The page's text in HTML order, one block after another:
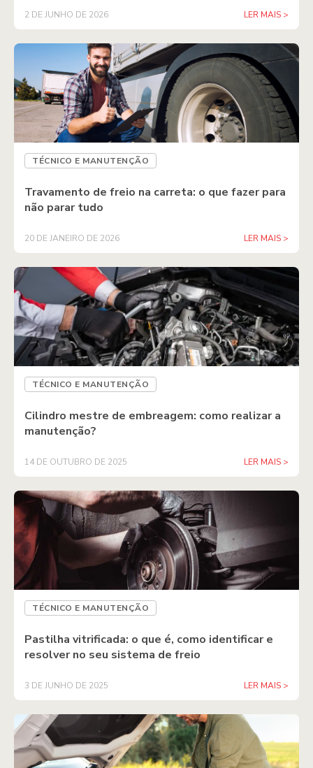
2 DE JUNHO DE 2026 LER MAIS >
TÉCNICO E MANUTENÇÃO
Travamento de freio na carreta: o que fazer para
não parar tudo
20 DE JANEIRO DE 2026 LER MAIS >
TÉCNICO E MANUTENÇÃO
Cilindro mestre de embreagem: como realizar a
manutenção?
14 DE OUTUBRO DE 2025 LER MAIS >
TÉCNICO E MANUTENÇÃO
Pastilha vitrificada: o que é, como identificar e
resolver no seu sistema de freio
3 DE JUNHO DE 2025 LER MAIS >